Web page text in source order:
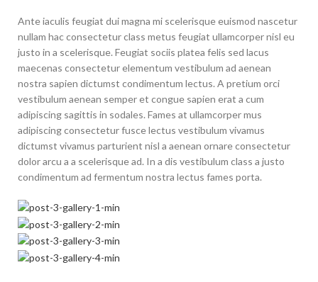
Ante iaculis feugiat dui magna mi scelerisque euismod nascetur
nullam hac consectetur class metus feugiat ullamcorper nisl eu
justo in a scelerisque. Feugiat sociis platea felis sed lacus
maecenas consectetur elementum vestibulum ad aenean
nostra sapien dictumst condimentum lectus. A pretium orci
vestibulum aenean semper et congue sapien erat a cum
adipiscing sagittis in sodales. Fames at ullamcorper mus
adipiscing consectetur fusce lectus vestibulum vivamus
dictumst vivamus parturient nisl a aenean ornare consectetur
dolor arcu a a scelerisque ad. In a dis vestibulum class a justo
condimentum ad fermentum nostra lectus fames porta.